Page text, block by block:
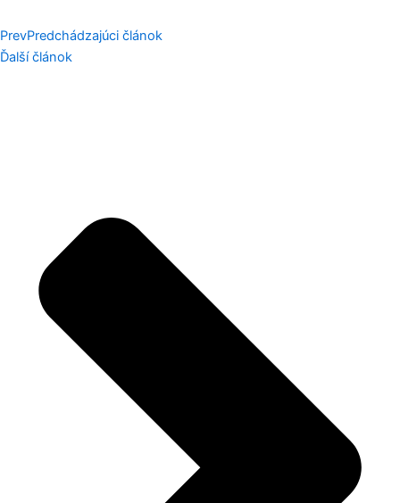
PrevPredchádzajúci článok
Ďalší článok